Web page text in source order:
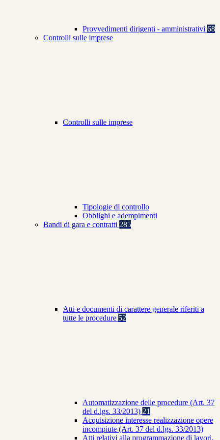
Provvedimenti dirigenti - amministrativi 68
Controlli sulle imprese
Controlli sulle imprese
Tipologie di controllo
Obblighi e adempimenti
Bandi di gara e contratti 285
Atti e documenti di carattere generale riferiti a
tutte le procedure 52
Automatizzazione delle procedure (Art. 37
del d.lgs. 33/2013) 21
Acquisizione interesse realizzazione opere
incompiute (Art. 37 del d.lgs. 33/2013)
Atti relativi alla programmazione di lavori,